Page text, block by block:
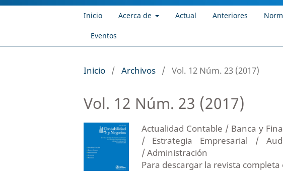
Inicio Acerca de Actual Anteriores
Eventos
Inicio / Archivos / Vol. 12 Núm. 23 (2017)
Vol. 12 Núm. 23 (2017)
Actualidad Contable / Banca y
/ Estrategia Empresarial /
/ Administración
Para descargar la revista completa